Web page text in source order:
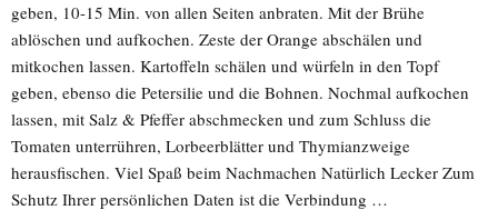
geben, 10-15 Min. von allen Seiten anbraten. Mit der Brühe
ablöschen und aufkochen. Zeste der Orange abschälen und
mitkochen lassen. Kartoffeln schälen und würfeln in den Topf
geben, ebenso die Petersilie und die Bohnen. Nochmal aufkochen
lassen, mit Salz & Pfeffer abschmecken und zum Schluss die
Tomaten unterrühren, Lorbeerblätter und Thymianzweige
herausfischen. Viel Spaß beim Nachmachen Natürlich Lecker Zum
Schutz Ihrer persönlichen Daten ist die Verbindung …